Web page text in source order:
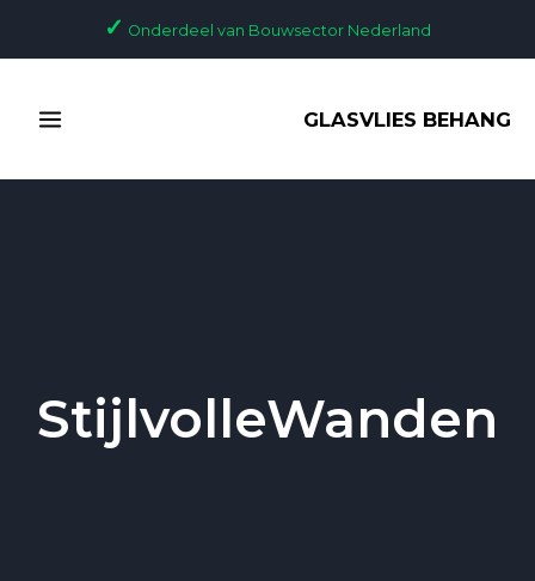
✓ Onderdeel van Bouwsector Nederland
MENU
GLASVLIES BEHANG
StijlvolleWanden